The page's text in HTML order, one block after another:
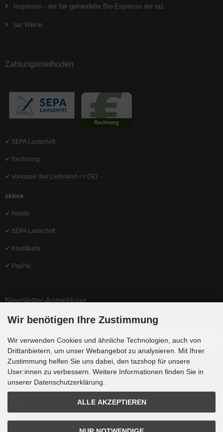
tazpresso - der fair gehandelte Bio-Espresso der taz
taz Weine
Zahlungsmethoden
✔ SEPA Lastschrift
✔ Rechnung
✔ Vorkasse (bei Lieferland <> DE)
ekiosk
✔ Handy
✔ SEPA Lastschrift
✔ Kreditkarte
✔ PayPal
Newsletter-Anmeldung
E-Mail-Adresse:
Der Newsletter kann jederzeit hier oder in Ihrem Kundenkonto abbestellt
werden.
Wir benötigen Ihre Zustimmung
Wir verwenden Cookies und ähnliche Technologien, auch von
Drittanbietern, um unser Webangebot zu analysieren. Mit Ihrer
Zustimmung helfen Sie uns dabei, den tazshop für unsere
User:innen zu verbessern. Weitere Informationen finden Sie in
unserer Datenschutzerklärung.
ALLE AKZEPTIEREN